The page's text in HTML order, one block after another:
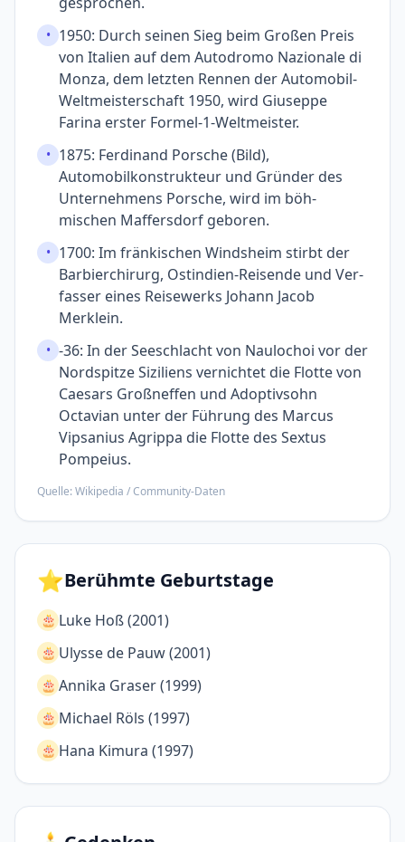
• 1950: Durch seinen Sieg beim Großen Preis
von Italien auf dem Auto­dromo Nazio­nale di
Monza, dem letzten Rennen der Auto­mobil-
Welt­meister­schaft 1950, wird Giuseppe
Farina erster Formel-1-Weltmeister.
• 1875: Ferdinand Porsche (Bild),
Automobilkon­strukteur und Gründer des
Unternehmens Porsche, wird im böh­
mischen Maffers­dorf geboren.
• 1700: Im fränkischen Winds­heim stirbt der
Barbier­chirurg, Ost­indien-Reisen­de und Ver­
fasser eines Reise­werks Johann Jacob
Merklein.
• -36: In der Seeschlacht von Naulochoi vor der
Nord­spitze Siziliens vernich­tet die Flotte von
Caesars Groß­neffen und Adoptiv­sohn
Octavian unter der Führung des Marcus
Vipsanius Agrippa die Flotte des Sextus
Pompeius.
Quelle: Wikipedia / Community-Daten
⭐Berühmte Geburtstage
🎂 Luke Hoß (2001)
🎂 Ulysse de Pauw (2001)
🎂 Annika Graser (1999)
🎂 Michael Röls (1997)
🎂 Hana Kimura (1997)